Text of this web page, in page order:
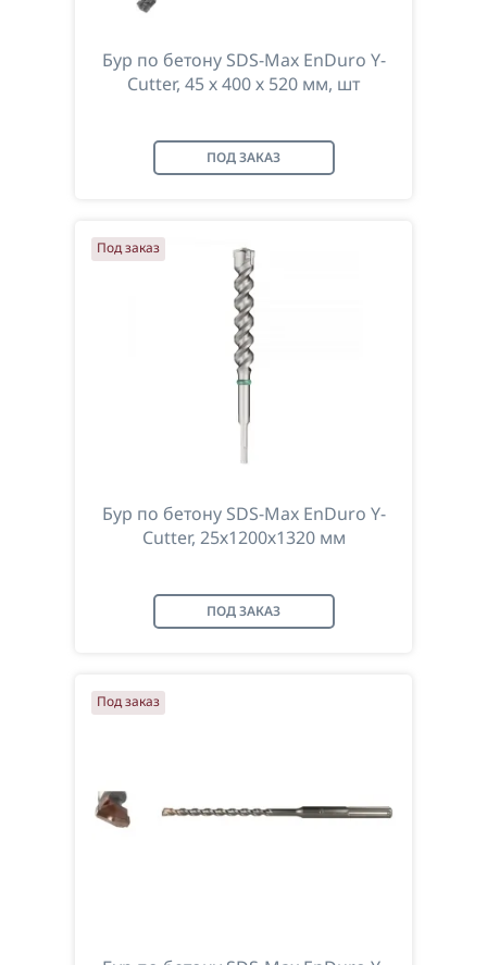
Бур по бетону SDS-Max EnDuro Y-
Cutter, 45 х 400 х 520 мм, шт
ПОД ЗАКАЗ
Бур по бетону SDS-Max EnDuro Y-
Cutter, 25х1200х1320 мм
ПОД ЗАКАЗ
Под заказ
Под заказ